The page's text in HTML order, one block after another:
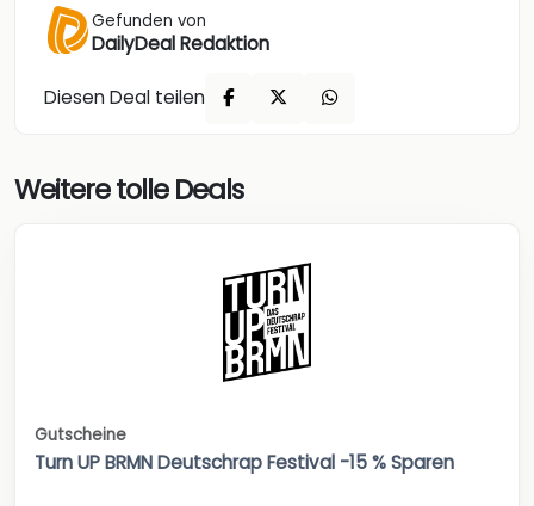
Gefunden von
DailyDeal Redaktion
Diesen Deal teilen
Weitere tolle Deals
Gutscheine
Turn UP BRMN Deutschrap Festival -15 % Sparen